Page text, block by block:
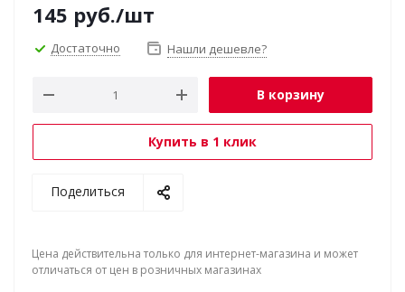
145 руб./шт
Достаточно Нашли дешевле?
В корзину
Купить в 1 клик
Поделиться
Цена действительна только для интернет-магазина и может
отличаться от цен в розничных магазинах